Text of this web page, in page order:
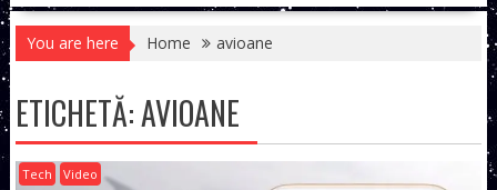
You are here Home avioane
ETICHETĂ:AVIOANE
Tech Video